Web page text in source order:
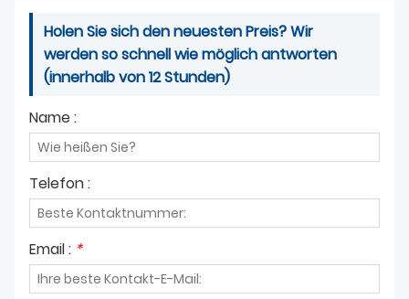
Holen Sie sich den neuesten Preis? Wir
werden so schnell wie möglich antworten
(innerhalb von 12 Stunden)
Name :
Telefon :
Email : *